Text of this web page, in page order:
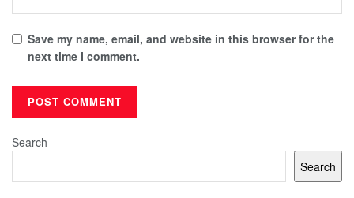
Save my name, email, and website in this browser for the
next time I comment.
Search
Search